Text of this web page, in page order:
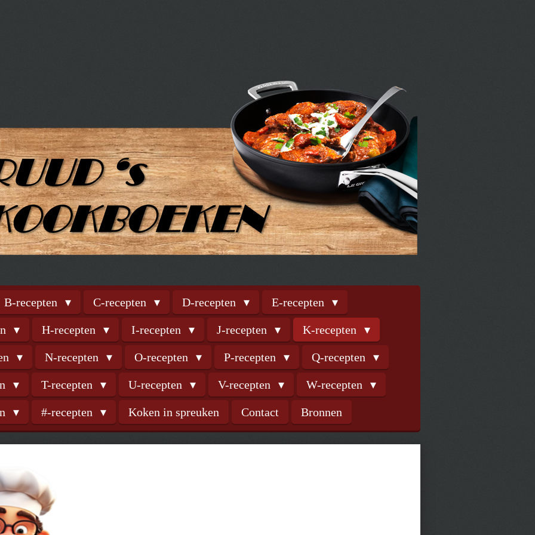
B-recepten C-recepten D-recepten E-recepten
H-recepten I-recepten J-recepten K-recepten
N-recepten O-recepten P-recepten Q-recepten
T-recepten U-recepten V-recepten W-recepten
#-recepten Koken in spreuken Contact Bronnen